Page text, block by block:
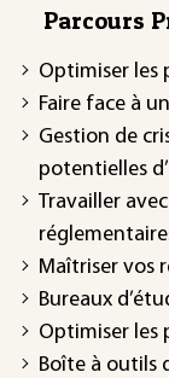
Parcours
Optimiser les
Faire face à
Gestion de
potentielles
Travailler
Maîtriser vos
Bureaux
Optimiser les
Boîte à outils